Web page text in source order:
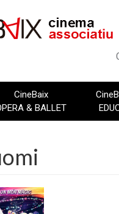
CineBaix
& BALLET